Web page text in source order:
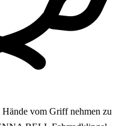
vom Griff nehmen zu